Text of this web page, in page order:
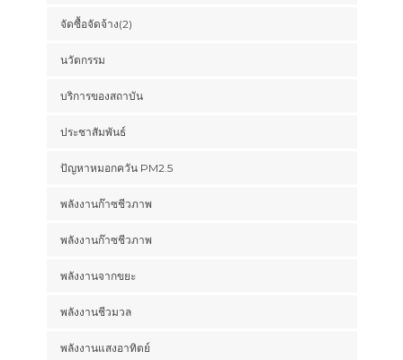
จัดซื้อจัดจ้าง(2)
นวัตกรรม
บริการของสถาบัน
ประชาสัมพันธ์
ปัญหาหมอกควัน PM2.5
พลังงานก๊าซชีวภาพ
พลังงานก๊าซชีวภาพ
พลังงานจากขยะ
พลังงานชีวมวล
พลังงานแสงอาทิตย์